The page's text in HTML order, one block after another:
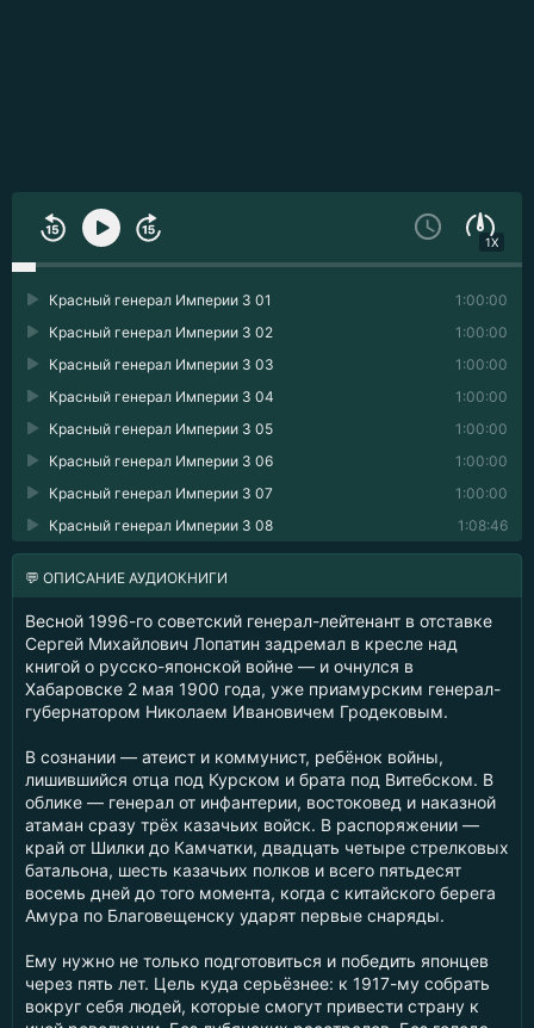
1X
1:00:00
Красный генерал Империи 3 01
1:00:00
Красный генерал Империи 3 02
1:00:00
Красный генерал Империи 3 03
1:00:00
Красный генерал Империи 3 04
1:00:00
Красный генерал Империи 3 05
1:00:00
Красный генерал Империи 3 06
1:00:00
Красный генерал Империи 3 07
1:08:46
Красный генерал Империи 3 08
💬 ОПИСАНИЕ АУДИОКНИГИ
Весной 1996-го советский генерал-лейтенант в отставке
Сергей Михайлович Лопатин задремал в кресле над
книгой о русско-японской войне — и очнулся в
Хабаровске 2 мая 1900 года, уже приамурским генерал-
губернатором Николаем Ивановичем Гродековым.
В сознании — атеист и коммунист, ребёнок войны,
лишившийся отца под Курском и брата под Витебском. В
облике — генерал от инфантерии, востоковед и наказной
атаман сразу трёх казачьих войск. В распоряжении —
край от Шилки до Камчатки, двадцать четыре стрелковых
батальона, шесть казачьих полков и всего пятьдесят
восемь дней до того момента, когда с китайского берега
Амура по Благовещенску ударят первые снаряды.
Ему нужно не только подготовиться и победить японцев
через пять лет. Цель куда серьёзнее: к 1917-му собрать
вокруг себя людей, которые смогут привести страну к